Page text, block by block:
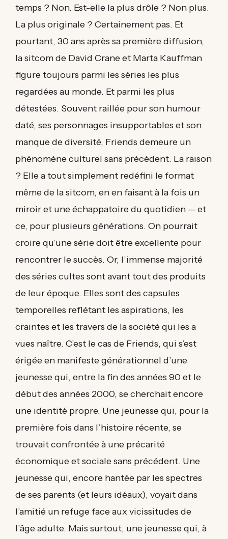
temps ? Non. Est-elle la plus drôle ? Non plus.
La plus originale ? Certainement pas. Et
pourtant, 30 ans après sa première diffusion,
la sitcom de David Crane et Marta Kauffman
figure toujours parmi les séries les plus
regardées au monde. Et parmi les plus
détestées. Souvent raillée pour son humour
daté, ses personnages insupportables et son
manque de diversité, Friends demeure un
phénomène culturel sans précédent. La raison
? Elle a tout simplement redéfini le format
même de la sitcom, en en faisant à la fois un
miroir et une échappatoire du quotidien — et
ce, pour plusieurs générations. On pourrait
croire qu’une série doit être excellente pour
rencontrer le succès. Or, l’immense majorité
des séries cultes sont avant tout des produits
de leur époque. Elles sont des capsules
temporelles reflétant les aspirations, les
craintes et les travers de la société qui les a
vues naître. C’est le cas de Friends, qui s’est
érigée en manifeste générationnel d’une
jeunesse qui, entre la fin des années 90 et le
début des années 2000, se cherchait encore
une identité propre. Une jeunesse qui, pour la
première fois dans l’histoire récente, se
trouvait confrontée à une précarité
économique et sociale sans précédent. Une
jeunesse qui, encore hantée par les spectres
de ses parents (et leurs idéaux), voyait dans
l’amitié un refuge face aux vicissitudes de
l’âge adulte. Mais surtout, une jeunesse qui, à